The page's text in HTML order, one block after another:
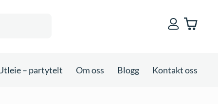
– partytelt Om oss Blogg Kontakt oss